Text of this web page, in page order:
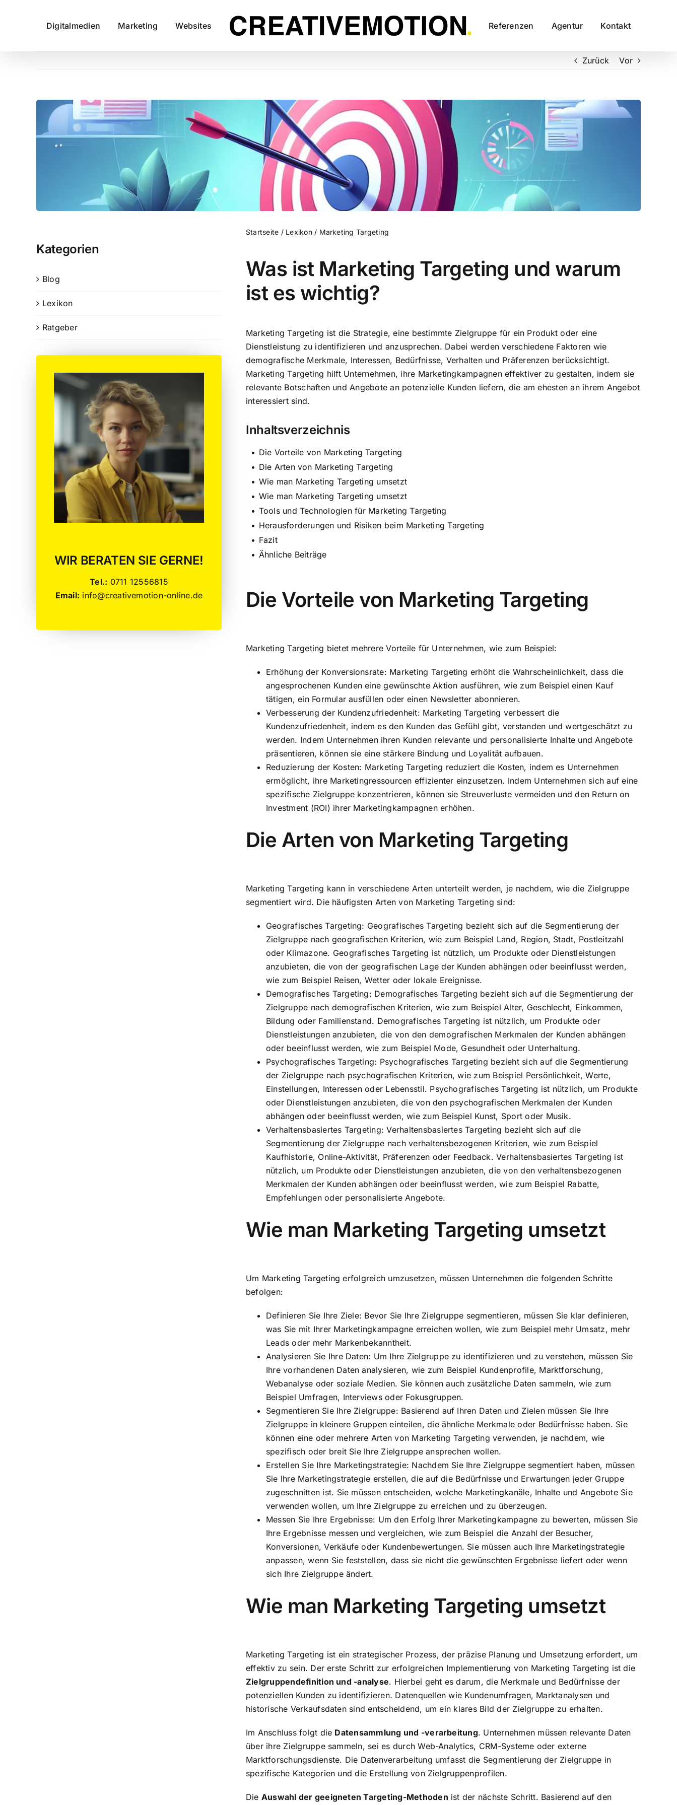
Digitalmedien Marketing Websites Referenzen Agentur Kontakt
Zurück Vor
Kategorien
Blog
Lexikon
Ratgeber
WIR BERATEN SIE GERNE!
Tel.: 0711 12556815
Email: info@creativemotion-online.de
Startseite / Lexikon/ Marketing Targeting
Was ist Marketing Targeting und warum
ist es wichtig?
Marketing Targeting ist die Strategie, eine bestimmte Zielgruppe für ein Produkt oder eine
Dienstleistung zu identifizieren und anzusprechen. Dabei werden verschiedene Faktoren wie
demografische Merkmale, Interessen, Bedürfnisse, Verhalten und Präferenzen berücksichtigt.
Marketing Targeting hilft Unternehmen, ihre Marketingkampagnen effektiver zu gestalten, indem sie
relevante Botschaften und Angebote an potenzielle Kunden liefern, die am ehesten an ihrem Angebot
interessiert sind.
Inhaltsverzeichnis
Die Vorteile von Marketing Targeting
Die Arten von Marketing Targeting
Wie man Marketing Targeting umsetzt
Wie man Marketing Targeting umsetzt
Tools und Technologien für Marketing Targeting
Herausforderungen und Risiken beim Marketing Targeting
Fazit
Ähnliche Beiträge
Die Vorteile von Marketing Targeting
Marketing Targeting bietet mehrere Vorteile für Unternehmen, wie zum Beispiel:
Erhöhung der Konversionsrate: Marketing Targeting erhöht die Wahrscheinlichkeit, dass die
angesprochenen Kunden eine gewünschte Aktion ausführen, wie zum Beispiel einen Kauf
tätigen, ein Formular ausfüllen oder einen Newsletter abonnieren.
Verbesserung der Kundenzufriedenheit: Marketing Targeting verbessert die
Kundenzufriedenheit, indem es den Kunden das Gefühl gibt, verstanden und wertgeschätzt zu
werden. Indem Unternehmen ihren Kunden relevante und personalisierte Inhalte und Angebote
präsentieren, können sie eine stärkere Bindung und Loyalität aufbauen.
Reduzierung der Kosten: Marketing Targeting reduziert die Kosten, indem es Unternehmen
ermöglicht, ihre Marketingressourcen effizienter einzusetzen. Indem Unternehmen sich auf eine
spezifische Zielgruppe konzentrieren, können sie Streuverluste vermeiden und den Return on
Investment (ROI) ihrer Marketingkampagnen erhöhen.
Die Arten von Marketing Targeting
Marketing Targeting kann in verschiedene Arten unterteilt werden, je nachdem, wie die Zielgruppe
segmentiert wird. Die häufigsten Arten von Marketing Targeting sind:
Geografisches Targeting: Geografisches Targeting bezieht sich auf die Segmentierung der
Zielgruppe nach geografischen Kriterien, wie zum Beispiel Land, Region, Stadt, Postleitzahl
oder Klimazone. Geografisches Targeting ist nützlich, um Produkte oder Dienstleistungen
anzubieten, die von der geografischen Lage der Kunden abhängen oder beeinflusst werden,
wie zum Beispiel Reisen, Wetter oder lokale Ereignisse.
Demografisches Targeting: Demografisches Targeting bezieht sich auf die Segmentierung der
Zielgruppe nach demografischen Kriterien, wie zum Beispiel Alter, Geschlecht, Einkommen,
Bildung oder Familienstand. Demografisches Targeting ist nützlich, um Produkte oder
Dienstleistungen anzubieten, die von den demografischen Merkmalen der Kunden abhängen
oder beeinflusst werden, wie zum Beispiel Mode, Gesundheit oder Unterhaltung.
Psychografisches Targeting: Psychografisches Targeting bezieht sich auf die Segmentierung
der Zielgruppe nach psychografischen Kriterien, wie zum Beispiel Persönlichkeit, Werte,
Einstellungen, Interessen oder Lebensstil. Psychografisches Targeting ist nützlich, um Produkte
oder Dienstleistungen anzubieten, die von den psychografischen Merkmalen der Kunden
abhängen oder beeinflusst werden, wie zum Beispiel Kunst, Sport oder Musik.
Verhaltensbasiertes Targeting: Verhaltensbasiertes Targeting bezieht sich auf die
Segmentierung der Zielgruppe nach verhaltensbezogenen Kriterien, wie zum Beispiel
Kaufhistorie, Online-Aktivität, Präferenzen oder Feedback. Verhaltensbasiertes Targeting ist
nützlich, um Produkte oder Dienstleistungen anzubieten, die von den verhaltensbezogenen
Merkmalen der Kunden abhängen oder beeinflusst werden, wie zum Beispiel Rabatte,
Empfehlungen oder personalisierte Angebote.
Wie man Marketing Targeting umsetzt
Um Marketing Targeting erfolgreich umzusetzen, müssen Unternehmen die folgenden Schritte
befolgen:
Definieren Sie Ihre Ziele: Bevor Sie Ihre Zielgruppe segmentieren, müssen Sie klar definieren,
was Sie mit Ihrer Marketingkampagne erreichen wollen, wie zum Beispiel mehr Umsatz, mehr
Leads oder mehr Markenbekanntheit.
Analysieren Sie Ihre Daten: Um Ihre Zielgruppe zu identifizieren und zu verstehen, müssen Sie
Ihre vorhandenen Daten analysieren, wie zum Beispiel Kundenprofile, Marktforschung,
Webanalyse oder soziale Medien. Sie können auch zusätzliche Daten sammeln, wie zum
Beispiel Umfragen, Interviews oder Fokusgruppen.
Segmentieren Sie Ihre Zielgruppe: Basierend auf Ihren Daten und Zielen müssen Sie Ihre
Zielgruppe in kleinere Gruppen einteilen, die ähnliche Merkmale oder Bedürfnisse haben. Sie
können eine oder mehrere Arten von Marketing Targeting verwenden, je nachdem, wie
spezifisch oder breit Sie Ihre Zielgruppe ansprechen wollen.
Erstellen Sie Ihre Marketingstrategie: Nachdem Sie Ihre Zielgruppe segmentiert haben, müssen
Sie Ihre Marketingstrategie erstellen, die auf die Bedürfnisse und Erwartungen jeder Gruppe
zugeschnitten ist. Sie müssen entscheiden, welche Marketingkanäle, Inhalte und Angebote Sie
verwenden wollen, um Ihre Zielgruppe zu erreichen und zu überzeugen.
Messen Sie Ihre Ergebnisse: Um den Erfolg Ihrer Marketingkampagne zu bewerten, müssen Sie
Ihre Ergebnisse messen und vergleichen, wie zum Beispiel die Anzahl der Besucher,
Konversionen, Verkäufe oder Kundenbewertungen. Sie müssen auch Ihre Marketingstrategie
anpassen, wenn Sie feststellen, dass sie nicht die gewünschten Ergebnisse liefert oder wenn
sich Ihre Zielgruppe ändert.
Wie man Marketing Targeting umsetzt
Marketing Targeting ist ein strategischer Prozess, der präzise Planung und Umsetzung erfordert, um
effektiv zu sein. Der erste Schritt zur erfolgreichen Implementierung von Marketing Targeting ist die
Zielgruppendefinition und -analyse. Hierbei geht es darum, die Merkmale und Bedürfnisse der
potenziellen Kunden zu identifizieren. Datenquellen wie Kundenumfragen, Marktanalysen und
historische Verkaufsdaten sind entscheidend, um ein klares Bild der Zielgruppe zu erhalten.
Im Anschluss folgt die Datensammlung und -verarbeitung. Unternehmen müssen relevante Daten
über ihre Zielgruppe sammeln, sei es durch Web-Analytics, CRM-Systeme oder externe
Marktforschungsdienste. Die Datenverarbeitung umfasst die Segmentierung der Zielgruppe in
spezifische Kategorien und die Erstellung von Zielgruppenprofilen.
Die Auswahl der geeigneten Targeting-Methoden ist der nächste Schritt. Basierend auf den